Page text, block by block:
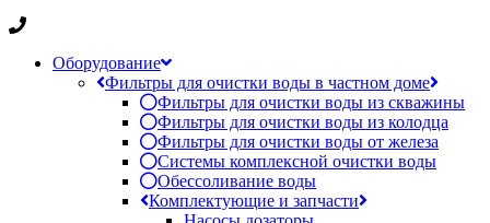
Оборудование
Фильтры для очистки воды в частном доме
Фильтры для очистки воды из скважины
Фильтры для очистки воды из колодца
Фильтры для очистки воды от железа
Системы комплексной очистки воды
Обессоливание воды
Комплектующие и запчасти